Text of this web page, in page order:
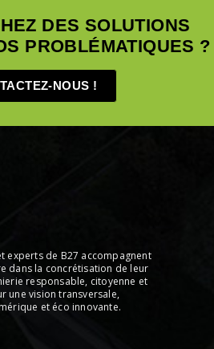
DES SOLUTIONS
PROBLÉMATIQUES ?
NOUS !
experts de B27 accompagnent
dans la concrétisation de leur
responsable, citoyenne et
une vision transversale,
et éco innovante.